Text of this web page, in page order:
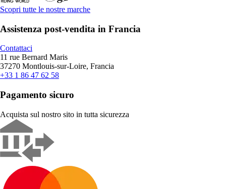
Scopri tutte le nostre marche
Assistenza post-vendita in Francia
Contattaci
11 rue Bernard Maris
37270 Montlouis-sur-Loire, Francia
+33 1 86 47 62 58
Pagamento sicuro
Acquista sul nostro sito in tutta sicurezza